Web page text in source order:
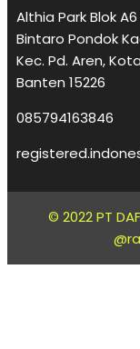
Althia Park Blok
Bintaro Pondok
Kec. Pd. Aren,
Banten 15226
085794163846
© 2022 PT